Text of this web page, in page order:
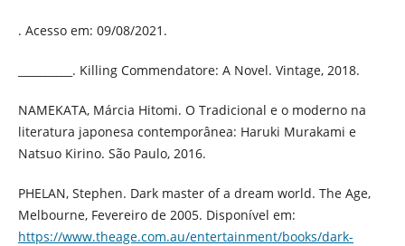
. Acesso em: 09/08/2021.
__________. Killing Commendatore: A Novel. Vintage, 2018.
NAMEKATA, Márcia Hitomi. O Tradicional e o moderno na
literatura japonesa contemporânea: Haruki Murakami e
Natsuo Kirino. São Paulo, 2016.
PHELAN, Stephen. Dark master of a dream world. The Age,
Melbourne, Fevereiro de 2005. Disponível em:
https://www.theage.com.au/entertainment/books/dark-